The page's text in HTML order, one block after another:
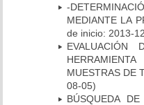
-
MEDIANTE LA
de inicio: 2013-
EVALUACIÓN
MUESTRAS DE
08-05)
BÚSQUEDA